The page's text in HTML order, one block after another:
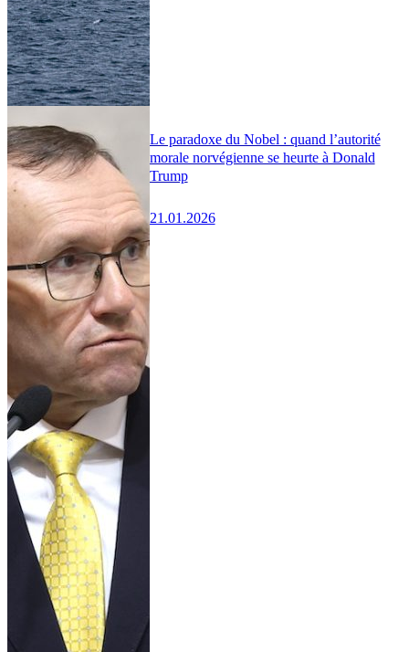
Le paradoxe du Nobel : quand l’autorité
morale norvégienne se heurte à Donald
Trump
21.01.2026